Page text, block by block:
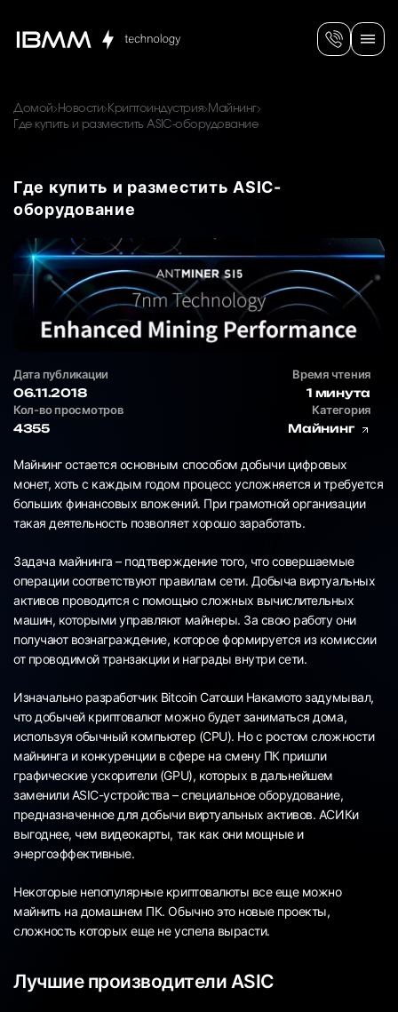
Домой Новости Криптоиндустрия Майнинг
Где купить и разместить ASIC-оборудование
Где купить и разместить ASIC-
оборудование
Дата публикации
06.11.2018
Время чтения
1 минута
Кол-во просмотров
4355
Категория
Майнинг
Майнинг остается основным способом добычи цифровых
монет, хоть с каждым годом процесс усложняется и требуется
больших финансовых вложений. При грамотной организации
такая деятельность позволяет хорошо заработать.
Задача майнинга – подтверждение того, что совершаемые
операции соответствуют правилам сети. Добыча виртуальных
активов проводится с помощью сложных вычислительных
машин, которыми управляют майнеры. За свою работу они
получают вознаграждение, которое формируется из комиссии
от проводимой транзакции и награды внутри сети.
Изначально разработчик Bitcoin Сатоши Накамото задумывал,
что добычей криптовалют можно будет заниматься дома,
используя обычный компьютер (CPU). Но с ростом сложности
майнинга и конкуренции в сфере на смену ПК пришли
графические ускорители (GPU), которых в дальнейшем
заменили ASIC-устройства – специальное оборудование,
предназначенное для добычи виртуальных активов. АСИКи
выгоднее, чем видеокарты, так как они мощные и
энергоэффективные.
Некоторые непопулярные криптовалюты все еще можно
майнить на домашнем ПК. Обычно это новые проекты,
сложность которых еще не успела вырасти.
Лучшие производители ASIC